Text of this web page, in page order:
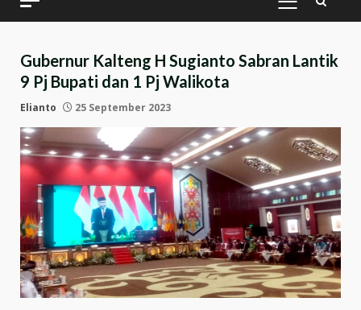
PRIMARY
MENU
Gubernur Kalteng H Sugianto Sabran Lantik
9 Pj Bupati dan 1 Pj Walikota
Elianto 25 September 2023